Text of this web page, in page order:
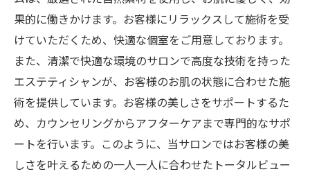
果的に働きかけます。お客様にリラックスして施術を受
けていただくため、快適な個室をご用意しております。
また、清潔で快適な環境のサロンで高度な技術を持った
エステティシャンが、お客様のお肌の状態に合わせた施
術を提供しています。お客様の美しさをサポートするた
め、カウンセリングからアフターケアまで専門的なサポ
ートを行います。このように、当サロンではお客様の美
しさを叶えるための一人一人に合わせたトータルビュー